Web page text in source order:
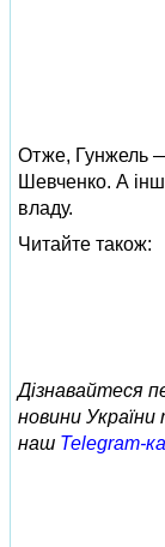
Отже, Гунжель
Шевченко. А
владу.
Читайте також:
Дізнавайтеся
новини
наш Telegram-